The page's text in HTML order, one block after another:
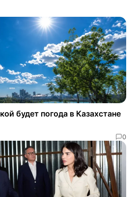
будет погода в Казахстане
0